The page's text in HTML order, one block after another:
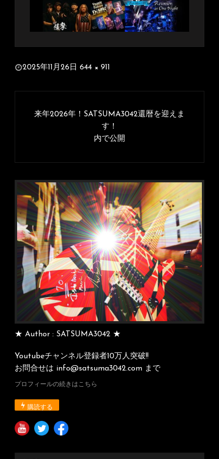
投
日:
2025年11月26日
ル
644 × 911
ゲ
ョ
ン
来年2026年！SATSUMA3042還暦を迎えま
す！
内で公開
★ Author : SATSUMA3042 ★
Youtubeチャンネル登録者10万人突破!!
お問合せは info@satsuma3042.com まで
プロフィールの続きはこちら
購読する